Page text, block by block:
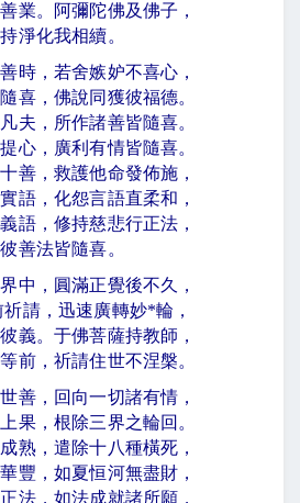
業。阿彌陀佛及佛子，
淨化我相續。
時，若舍嫉妒不喜心，
喜，佛說同獲彼福德。
夫，所作諸善皆隨喜。
心，廣利有情皆隨喜。
善，救護他命發佈施，
語，化怨言語直柔和，
語，修持慈悲行正法，
善法皆隨喜。
中，圓滿正覺後不久，
請，迅速廣轉妙*輪，
義。于佛菩薩持教師，
前，祈請住世不涅槃。
善，回向一切諸有情，
果，根除三界之輪回。
熟，遣除十八種橫死，
豐，如夏恒河無盡財，
法，如法成就諸所願，